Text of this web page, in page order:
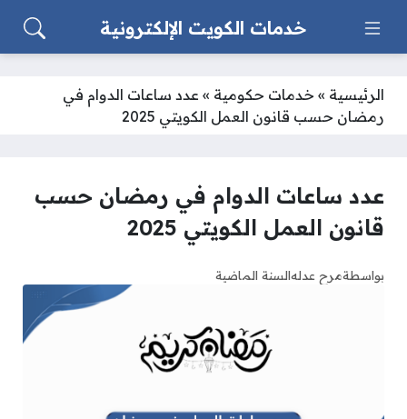
خدمات الكويت الإلكترونية
الرئيسية » خدمات حكومية » عدد ساعات الدوام في
رمضان حسب قانون العمل الكويتي 2025
عدد ساعات الدوام في رمضان حسب
قانون العمل الكويتي 2025
بواسطةمرح عدلهالسنة الماضية